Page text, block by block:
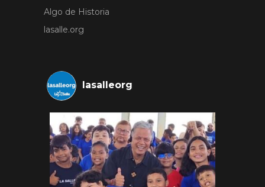
Algo de Historia
lasalle.org
lasalleorg